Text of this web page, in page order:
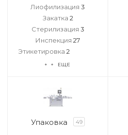
Лиофилизация 3
Закатка 2
Стерилизация 3
Инспекция 27
Этикетировка 2
+ + ЕЩЕ
Упаковка 49